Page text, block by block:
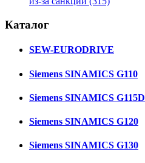
Каталог
SEW-EURODRIVE
Siemens SINAMICS G110
Siemens SINAMICS G115D
Siemens SINAMICS G120
Siemens SINAMICS G130